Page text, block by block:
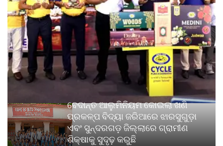
ବେଦାନ୍ତ ଆଲୁମିନିୟମ କୋଇଲା ଖଣି
ପ୍ରକଳ୍ପ ବିଦ୍ୟା ଜରିଆରେ ଝାରସୁଗୁଡ଼ା
ଏବଂ ସୁନ୍ଦରଗଡ଼ ଜିଲ୍ଲାରେ ଗ୍ରାମୀଣ
ଶିକ୍ଷାକୁ ସୁଦୃଢ଼ କରୁଛି